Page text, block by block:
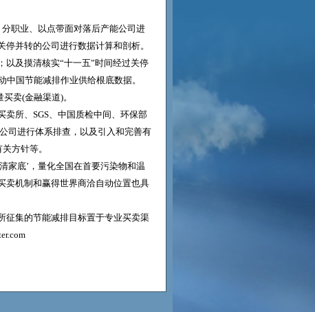
职业、以点带面对落后产能公司进
并转的公司进行数据计算和剖析。
以及摸清核实“十一五”时间经过关停
国节能减排作业供给根底数据。
卖(金融渠道)。
所、SGS、中国质检中间、环保部
司进行体系排查，以及引入和完善有
方针等。
家底’，量化全国在首要污染物和温
卖机制和赢得世界商洽自动位置也具
征集的节能减排目标置于专业买卖渠